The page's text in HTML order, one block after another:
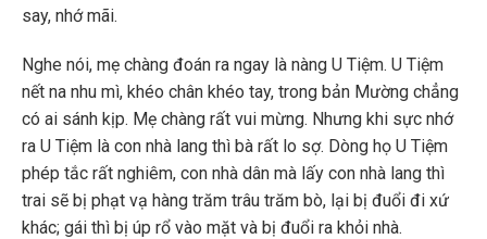
say, nhớ mãi.
Nghe nói, mẹ chàng đoán ra ngay là nàng U Tiệm. U Tiệm
nết na nhu mì, khéo chân khéo tay, trong bản Mường chẳng
có ai sánh kịp. Mẹ chàng rất vui mừng. Nhưng khi sực nhớ
ra U Tiệm là con nhà lang thì bà rất lo sợ. Dòng họ U Tiệm
phép tắc rất nghiêm, con nhà dân mà lấy con nhà lang thì
trai sẽ bị phạt vạ hàng trăm trâu trăm bò, lại bị đuổi đi xứ
khác; gái thì bị úp rổ vào mặt và bị đuổi ra khỏi nhà.